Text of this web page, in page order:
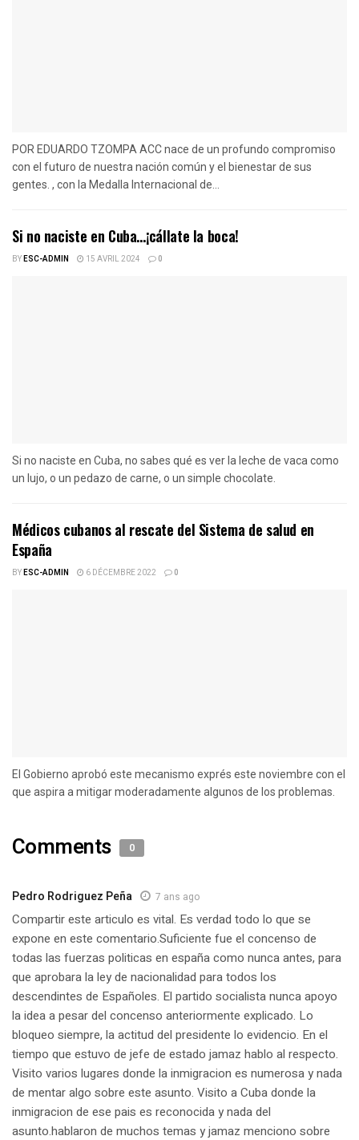
POR EDUARDO TZOMPA ACC nace de un profundo compromiso
con el futuro de nuestra nación común y el bienestar de sus
gentes. , con la Medalla Internacional de...
Si no naciste en Cuba…¡cállate la boca!
BYESC-ADMIN 15 AVRIL 2024 0
Si no naciste en Cuba, no sabes qué es ver la leche de vaca como
un lujo, o un pedazo de carne, o un simple chocolate.
Médicos cubanos al rescate del Sistema de salud en
España
BYESC-ADMIN 6 DÉCEMBRE 2022 0
El Gobierno aprobó este mecanismo exprés este noviembre con el
que aspira a mitigar moderadamente algunos de los problemas.
Comments 0
Pedro Rodriguez Peña 7 ans ago
Compartir este articulo es vital. Es verdad todo lo que se
expone en este comentario.Suficiente fue el concenso de
todas las fuerzas politicas en españa como nunca antes, para
que aprobara la ley de nacionalidad para todos los
descendintes de Españoles. El partido socialista nunca apoyo
la idea a pesar del concenso anteriormente explicado. Lo
bloqueo siempre, la actitud del presidente lo evidencio. En el
tiempo que estuvo de jefe de estado jamaz hablo al respecto.
Visito varios lugares donde la inmigracion es numerosa y nada
de mentar algo sobre este asunto. Visito a Cuba donde la
inmigracion de ese pais es reconocida y nada del
asunto.hablaron de muchos temas y jamaz menciono sobre